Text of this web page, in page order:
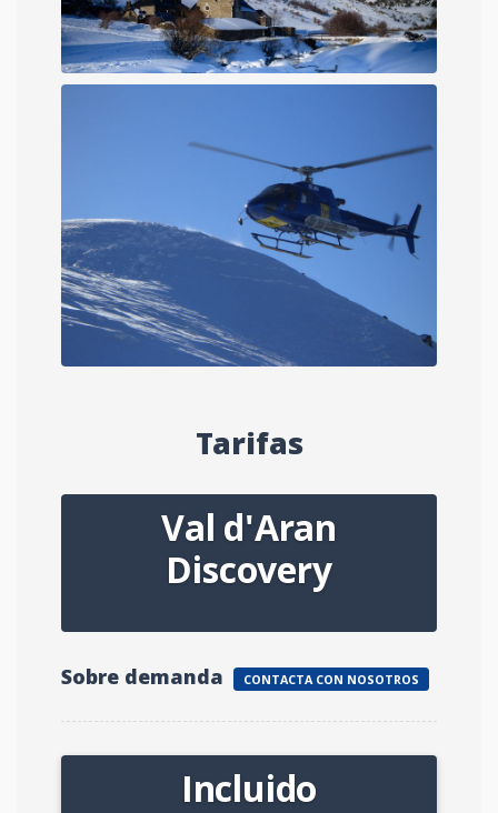
Tarifas
Val d'Aran
Discovery
Sobre demanda CONTACTA CON NOSOTROS
Incluido